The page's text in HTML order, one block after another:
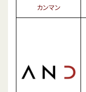
カンマン